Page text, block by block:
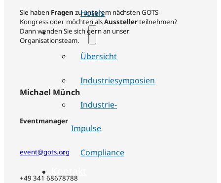
Hotels
Partner
Übersicht
Industriesymposien
Industrie-
Impulse
Compliance
Sie haben Fragen zu unserem nächsten GOTS-
Kongress oder möchten alsAusstellerteilnehmen?
Dann wenden Sie sich gern an unser
Organisationsteam.
Michael Münch
Eventmanager
event@gots.org
+49 341 68678788